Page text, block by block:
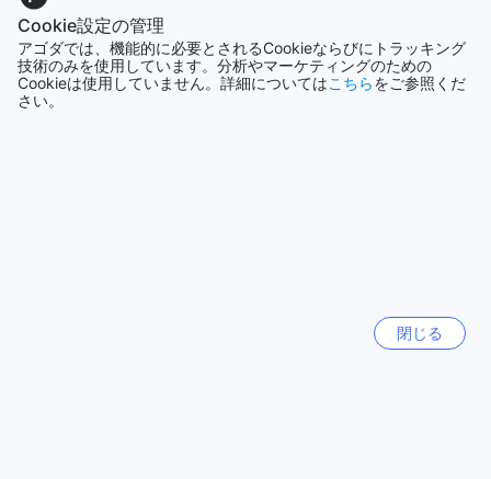
は、思い出に残る素晴らしい体験を提供します。また、毎日
のハウスキーピングサービスが行き届いているため、清潔で
快適な環境の中で、コンチネンタルブレックファーストを楽
しむことができます。朝のひとときを、ゆったりとした気持
ちで過ごすことができるのも、メーヤオバンガローの魅力の
の文化や人々の温かさを直接感じることができます。地元の
特産品や手作りの工芸品を探すのも楽しみの一つです。
沖縄本島
日本
Cookie設定の管理
アゴダでは、機能的に必要とされるCookieならびにトラッキング
技術のみを使用しています。分析やマーケティングのための
Cookieは使用していません。詳細についてはこちらをご参照くだ
さい。
閉じる